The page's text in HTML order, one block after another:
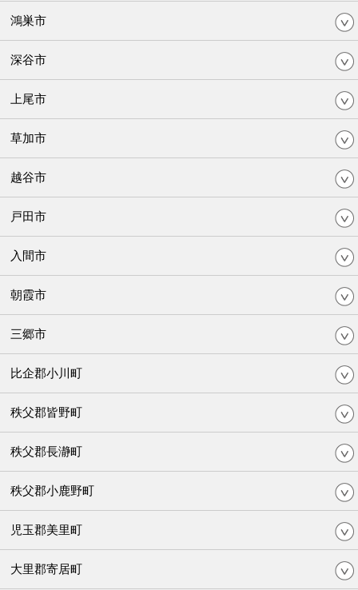
鴻巣市
深谷市
上尾市
草加市
越谷市
戸田市
入間市
朝霞市
三郷市
比企郡小川町
秩父郡皆野町
秩父郡長瀞町
秩父郡小鹿野町
児玉郡美里町
大里郡寄居町